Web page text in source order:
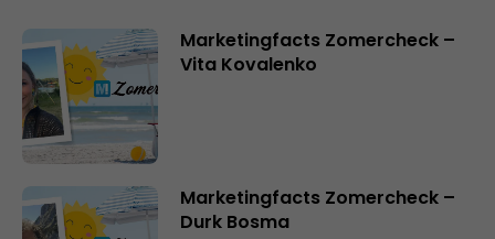
Marketingfacts Zomercheck –
Vita Kovalenko
Marketingfacts Zomercheck –
Durk Bosma